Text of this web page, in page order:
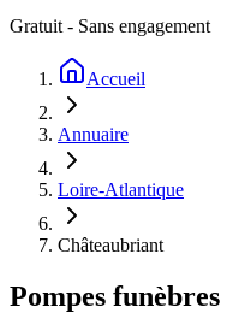
Gratuit - Sans engagement
Accueil
Annuaire
Loire-Atlantique
Châteaubriant
Pompes funèbres